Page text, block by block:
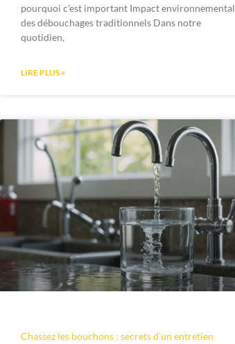
pourquoi c’est important Impact environnemental
des débouchages traditionnels Dans notre
quotidien,
LIRE PLUS »
Chassez les bouchons : secrets d’un entretien